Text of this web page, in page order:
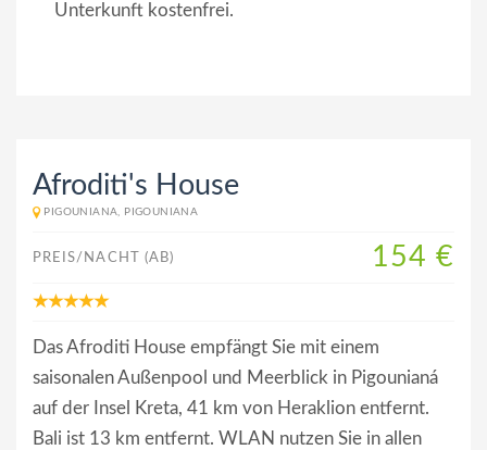
Unterkunft kostenfrei.
Afroditi's House
PIGOUNIANA, PIGOUNIANA
PREIS/NACHT (AB) 154 €
Das Afroditi House empfängt Sie mit einem
saisonalen Außenpool und Meerblick in Pigounianá
auf der Insel Kreta, 41 km von Heraklion entfernt.
Bali ist 13 km entfernt. WLAN nutzen Sie in allen